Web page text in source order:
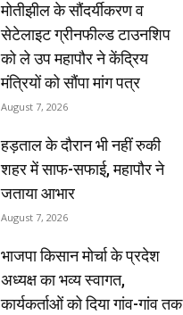
मोतीझील के सौंदर्यीकरण व
सेटेलाइट ग्रीनफील्ड टाउनशिप
को ले उप महापौर ने केंद्रिय
मंत्रियों को सौंपा मांग पत्र
August 7, 2026
हड़ताल के दौरान भी नहीं रुकी
शहर में साफ-सफाई, महापौर ने
जताया आभार
August 7, 2026
भाजपा किसान मोर्चा के प्रदेश
अध्यक्ष का भव्य स्वागत,
कार्यकर्ताओं को दिया गांव-गांव तक